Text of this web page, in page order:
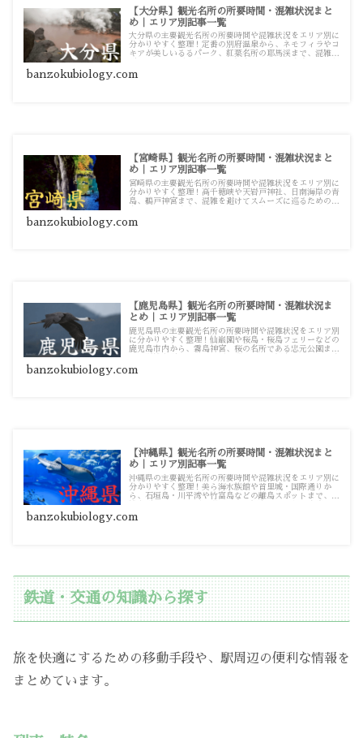
【大分県】観光名所の所要時間・混雑状況まと
め｜エリア別記事一覧
大分県の主要観光名所の所要時間や混雑状況をエリア別に
分かりやすく整理！定番の別府温泉から、ネモフィラやコ
キアが美しいるるパーク、紅葉名所の耶馬渓まで、混雑を
事一覧です。
banzokubiology.com
【宮崎県】観光名所の所要時間・混雑状況まと
め｜エリア別記事一覧
宮崎県の主要観光名所の所要時間や混雑状況をエリア別に
分かりやすく整理！高千穂峡や天岩戸神社、日南海岸の青
島、鵜戸神宮まで、混雑を避けてスムーズに巡るための観
banzokubiology.com
【鹿児島県】観光名所の所要時間・混雑状況ま
とめ｜エリア別記事一覧
鹿児島県の主要観光名所の所要時間や混雑状況をエリア別
に分かりやすく整理！仙巌園や桜島・桜島フェリーなどの
鹿児島市内から、霧島神宮、桜の名所である忠元公園ま
略ガイド記事一覧です。
banzokubiology.com
【沖縄県】観光名所の所要時間・混雑状況まと
め｜エリア別記事一覧
沖縄県の主要観光名所の所要時間や混雑状況をエリア別に
分かりやすく整理！美ら海水族館や首里城・国際通りか
ら、石垣島・川平湾や竹富島などの離島スポットまで、混
ド記事一覧です。
banzokubiology.com
鉄道・交通の知識から探す
旅を快適にするための移動手段や、駅周辺の便利な情報を
まとめています。